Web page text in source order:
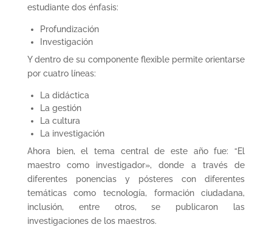
estudiante dos énfasis:
Profundización
Investigación
Y dentro de su componente flexible permite orientarse
por cuatro líneas:
La didáctica
La gestión
La cultura
La investigación
Ahora bien, el tema central de este año fue: “El
maestro como investigador», donde a través de
diferentes ponencias y pósteres con diferentes
temáticas como tecnología, formación ciudadana,
inclusión, entre otros, se publicaron las
investigaciones de los maestros.